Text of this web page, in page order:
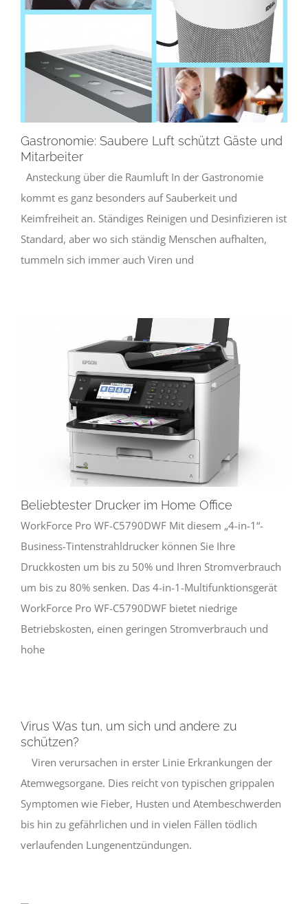
Gastronomie: Saubere Luft schützt Gäste und
Mitarbeiter
Ansteckung über die Raumluft In der Gastronomie
kommt es ganz besonders auf Sauberkeit und
Keimfreiheit an. Ständiges Reinigen und Desinfizieren ist
Standard, aber wo sich ständig Menschen aufhalten,
tummeln sich immer auch Viren und
Beliebtester Drucker im Home Office
WorkForce Pro WF-C5790DWF Mit diesem „4-in-1“-
Business-Tintenstrahldrucker können Sie Ihre
Druckkosten um bis zu 50% und Ihren Stromverbrauch
um bis zu 80% senken. Das 4-in-1-Multifunktionsgerät
WorkForce Pro WF-C5790DWF bietet niedrige
Betriebskosten, einen geringen Stromverbrauch und
hohe
Virus Was tun, um sich und andere zu
schützen?
Viren verursachen in erster Linie Erkrankungen der
Atemwegsorgane. Dies reicht von typischen grippalen
Symptomen wie Fieber, Husten und Atembeschwerden
bis hin zu gefährlichen und in vielen Fällen tödlich
verlaufenden Lungenentzündungen.